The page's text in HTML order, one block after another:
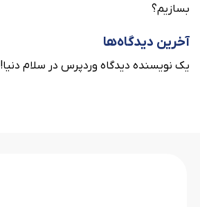
بسازیم؟
آخرین دیدگاه‌ها
یک نویسنده دیدگاه وردپرس در سلام دنیا!